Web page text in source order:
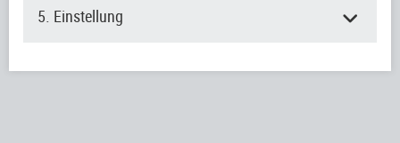
5. Einstellung